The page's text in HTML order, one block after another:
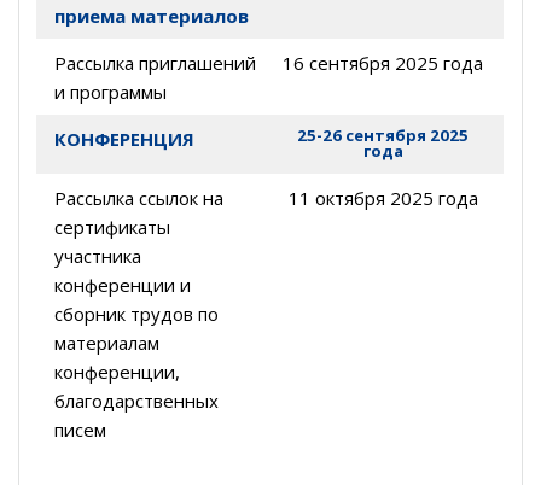
приема материалов
Рассылка приглашений
и программы
16 сентября 2025 года
КОНФЕРЕНЦИЯ 25-26 сентября 2025
года
Рассылка ссылок на
сертификаты
участника
конференции и
сборник трудов по
материалам
конференции,
благодарственных
писем
11 октября 2025 года